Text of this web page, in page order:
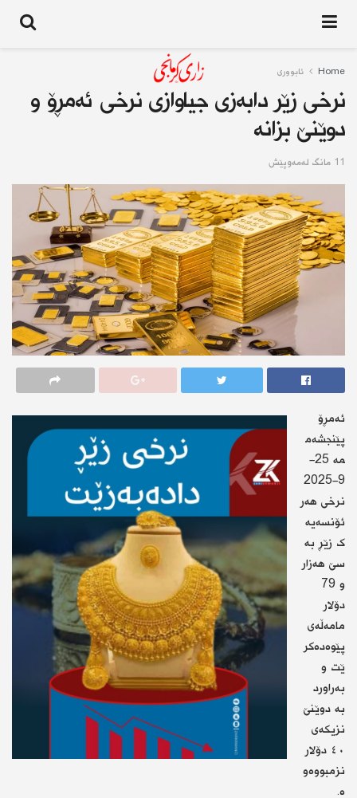
Home ئابوورى
نرخی زێر دابەزی جیاوازی نرخی ئەمڕۆ و
دوێنێ بزانە
11 مانگ له‌مه‌وپێش
ئەمڕۆ
پێنجشەم
مە 25-
9-2025
نرخی هەر
ئۆنسەیە
ک زێڕ بە
سێ ھەزار
و 79
دۆلار
مامەڵەی
پێوەدەکر
ێت و
بەراورد
بە دوێنێ
نزیکەی
٤٠ دۆلار
نزمبووەو
ە.